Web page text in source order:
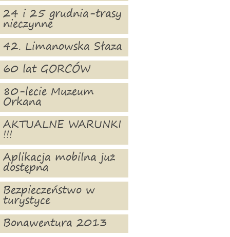
24 i 25 grudnia-trasy
nieczynne
42. Limanowska Słaza
60 lat GORCÓW
80-lecie Muzeum
Orkana
AKTUALNE WARUNKI
!!!
Aplikacja mobilna już
dostępna
Bezpieczeństwo w
turystyce
Bonawentura 2013